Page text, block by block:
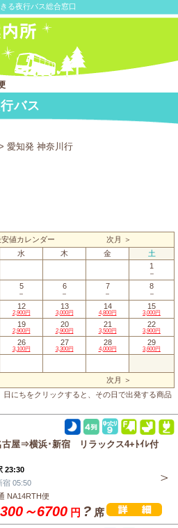
る夜行バス総合窓口
バス
愛知発 神奈川行
値カレンダー
次月 ＞
水 木 金
土
1
－
5
－
6
－
7
－
8
－
12
2,900円
13
3,000円
14
4,800円
15
3,000円
19
2,900円
20
2,900円
21
3,500円
22
3,900円
26
3,100円
27
3,300円
28
4,000円
29
3,600円
次月 ＞
にちをクリックすると、その日で出発する商品
屋⇒横浜･新宿 リラックス4+ﾄｲﾚ付
23:30
05:50
NA14RTH便
～6700 円 ? 席